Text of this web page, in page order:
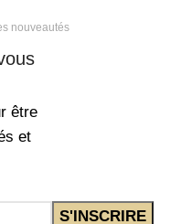
nouveautés
être
et